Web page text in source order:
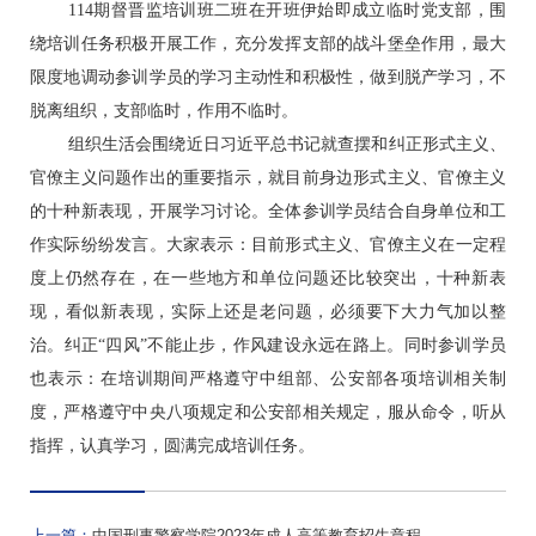
114期督晋监培训班二班在开班伊始即成立临时党支部，围
绕培训任务积极开展工作，充分发挥支部的战斗堡垒作用，最大
限度地调动参训学员的学习主动性和积极性，做到脱产学习，不
脱离组织，支部临时，作用不临时。
组织生活会围绕近日习近平总书记就查摆和纠正形式主义、
官僚主义问题作出的重要指示，就目前身边形式主义、官僚主义
的十种新表现，开展学习讨论。全体参训学员结合自身单位和工
作实际纷纷发言。大家表示：目前形式主义、官僚主义在一定程
度上仍然存在，在一些地方和单位问题还比较突出，十种新表
现，看似新表现，实际上还是老问题，必须要下大力气加以整
治。纠正“四风”不能止步，作风建设永远在路上。同时参训学员
也表示：在培训期间严格遵守中组部、公安部各项培训相关制
度，严格遵守中央八项规定和公安部相关规定，服从命令，听从
指挥，认真学习，圆满完成培训任务。